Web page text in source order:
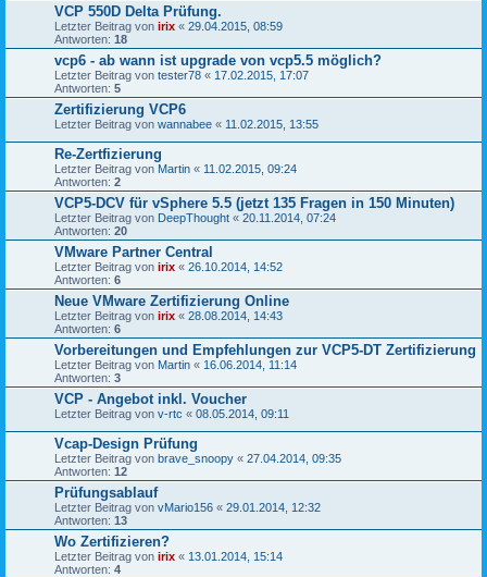
VCP 550D Delta Prüfung.
Letzter Beitrag von irix « 29.04.2015, 08:59
Antworten: 18
vcp6 - ab wann ist upgrade von vcp5.5 möglich?
Letzter Beitrag von tester78 « 17.02.2015, 17:07
Antworten: 5
Zertifizierung VCP6
Letzter Beitrag von wannabee « 11.02.2015, 13:55
Re-Zertfizierung
Letzter Beitrag von Martin « 11.02.2015, 09:24
Antworten: 2
VCP5-DCV für vSphere 5.5 (jetzt 135 Fragen in 150 Minuten)
Letzter Beitrag von DeepThought « 20.11.2014, 07:24
Antworten: 20
VMware Partner Central
Letzter Beitrag von irix « 26.10.2014, 14:52
Antworten: 6
Neue VMware Zertifizierung Online
Letzter Beitrag von irix « 28.08.2014, 14:43
Antworten: 6
Vorbereitungen und Empfehlungen zur VCP5-DT Zertifizierung
Letzter Beitrag von Martin « 16.06.2014, 11:14
Antworten: 3
VCP - Angebot inkl. Voucher
Letzter Beitrag von v-rtc « 08.05.2014, 09:11
Vcap-Design Prüfung
Letzter Beitrag von brave_snoopy « 27.04.2014, 09:35
Antworten: 12
Prüfungsablauf
Letzter Beitrag von vMario156 « 29.01.2014, 12:32
Antworten: 13
Wo Zertifizieren?
Letzter Beitrag von irix « 13.01.2014, 15:14
Antworten: 4